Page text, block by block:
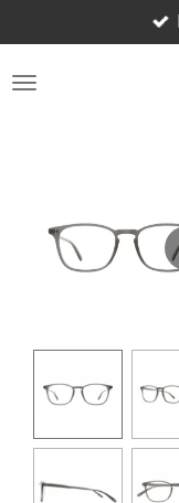
to
main